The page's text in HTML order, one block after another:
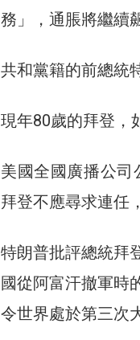
務」，通脹將繼續
共和黨籍的前總統
現年80歲的拜登，
美國全國廣播公司
拜登不應尋求連任
特朗普批評總統拜
國從阿富汗撤軍時
令世界處於第三次